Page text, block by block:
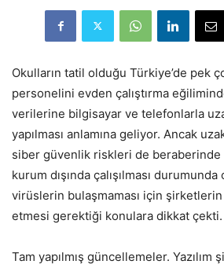
Okulların tatil olduğu Türkiye’de pek
personelini evden çalıştırma
verilerine bilgisayar ve telefonlarla
yapılması anlamına geliyor. Ancak
siber güvenlik riskleri de beraberinde
kurum dışında çalışılması
virüslerin bulaşmaması için
etmesi gerektiği konulara dikkat çekti.
Tam yapılmış güncellemeler. Yazılım